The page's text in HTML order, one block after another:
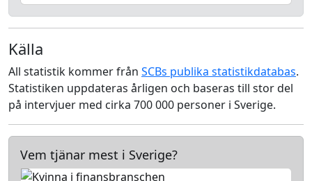
Källa
All statistik kommer från SCBs publika statistikdatabas.
Statistiken uppdateras årligen och baseras till stor del
på intervjuer med cirka 700 000 personer i Sverige.
Vem tjänar mest i Sverige?